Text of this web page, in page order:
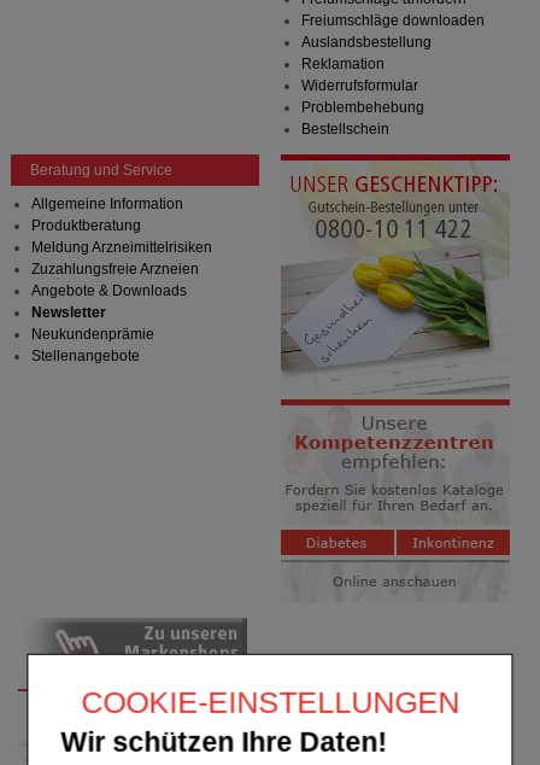
COOKIE-EINSTELLUNGEN
Wir schützen Ihre Daten!
Freiumschläge downloaden
Auslandsbestellung
Reklamation
Widerrufsformular
Problembehebung
Bestellschein
Beratung und Service
Allgemeine Information
Produktberatung
Meldung Arzneimittelrisiken
Zuzahlungsfreie Arzneien
Angebote & Downloads
Newsletter
Neukundenprämie
Stellenangebote